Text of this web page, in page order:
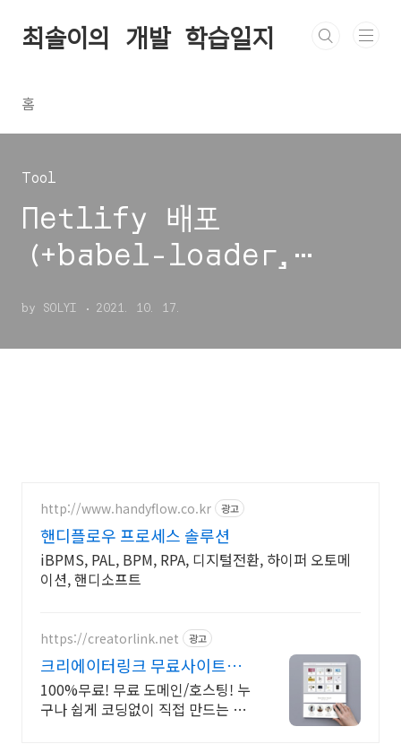
최솔이의 개발 학습일지
홈
Tool
Netlify 배포
(+babel-loader,
by SOLYI 2021. 10. 17.
http://www.handyflow.co.kr 광고
핸디플로우 프로세스 솔루션
iBPMS, PAL, BPM, RPA, 디지털전환, 하이퍼 오토메
이션, 핸디소프트
https://creatorlink.net 광고
크리에이터링크 무료사이트제
작
100%무료! 무료 도메인/호스팅! 누
구나 쉽게 코딩없이 직접 만드는 홈